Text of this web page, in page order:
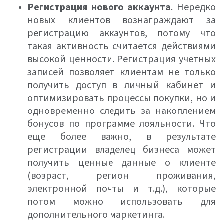
Регистрация нового аккаунта. Нередко
новых клиентов вознаграждают за
регистрацию аккаунтов, потому что
такая активность считается действиями
высокой ценности. Регистрация учетных
записей позволяет клиентам не только
получить доступ в личный кабинет и
оптимизировать процессы покупки, но и
одновременно следить за накоплением
бонусов по программе лояльности. Что
еще более важно, в результате
регистрации владелец бизнеса может
получить ценные данные о клиенте
(возраст, регион проживания,
электронной почты и т.д.), которые
потом можно использовать для
дополнительного маркетинга.